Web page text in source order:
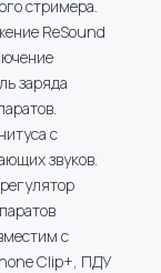
стримера.
ReSound
заряда
с
звуков.
с
Clip+, ПДУ